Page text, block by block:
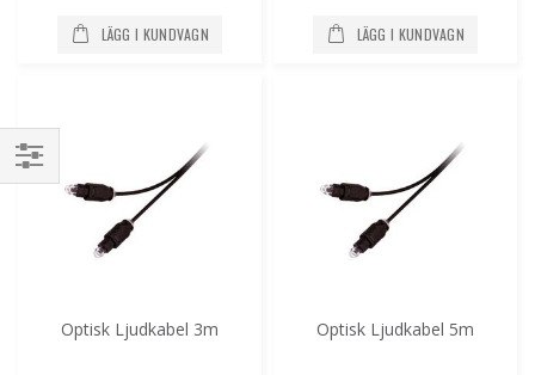
LÄGG I KUNDVAGN LÄGG I KUNDVAGN
Optisk Ljudkabel 3m Optisk Ljudkabel 5m
Handla